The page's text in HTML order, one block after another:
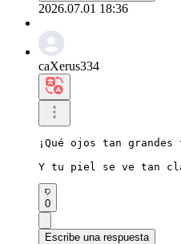
2026.07.01 18:36
caXerus334
¡Qué ojos tan
Y tu piel se ve tan
0
Escribe una respuesta